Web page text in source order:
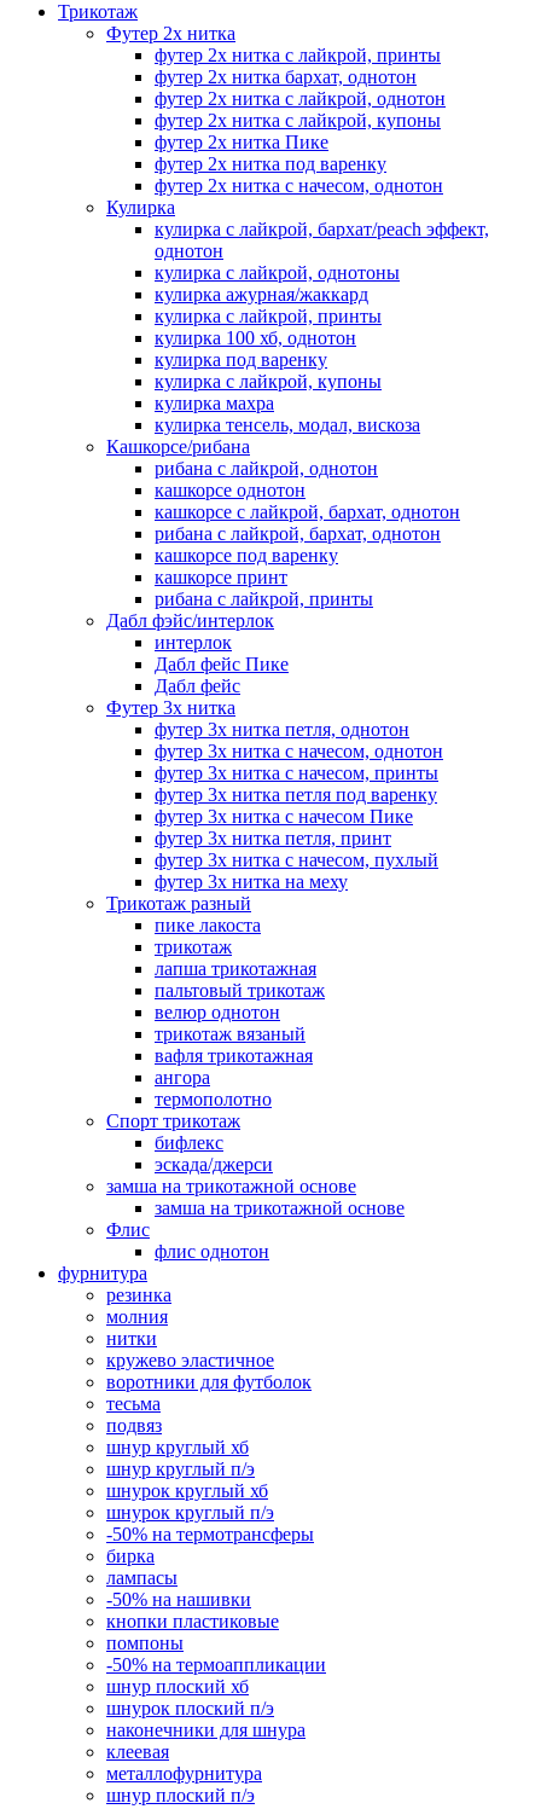
Трикотаж
Футер 2х нитка
футер 2х нитка с лайкрой, принты
футер 2х нитка бархат, однотон
футер 2х нитка с лайкрой, однотон
футер 2х нитка с лайкрой, купоны
футер 2х нитка Пике
футер 2х нитка под варенку
футер 2х нитка с начесом, однотон
Кулирка
кулирка с лайкрой, бархат/peach эффект,
однотон
кулирка с лайкрой, однотоны
кулирка ажурная/жаккард
кулирка с лайкрой, принты
кулирка 100 хб, однотон
кулирка под варенку
кулирка с лайкрой, купоны
кулирка махра
кулирка тенсель, модал, вискоза
Кашкорсе/рибана
рибана с лайкрой, однотон
кашкорсе однотон
кашкорсе с лайкрой, бархат, однотон
рибана с лайкрой, бархат, однотон
кашкорсе под варенку
кашкорсе принт
рибана с лайкрой, принты
Дабл фэйс/интерлок
интерлок
Дабл фейс Пике
Дабл фейс
Футер 3х нитка
футер 3х нитка петля, однотон
футер 3х нитка с начесом, однотон
футер 3х нитка с начесом, принты
футер 3х нитка петля под варенку
футер 3х нитка с начесом Пике
футер 3х нитка петля, принт
футер 3х нитка с начесом, пухлый
футер 3х нитка на меху
Трикотаж разный
пике лакоста
трикотаж
лапша трикотажная
пальтовый трикотаж
велюр однотон
трикотаж вязаный
вафля трикотажная
ангора
термополотно
Спорт трикотаж
бифлекс
эскада/джерси
замша на трикотажной основе
замша на трикотажной основе
Флис
флис однотон
фурнитура
резинка
молния
нитки
кружево эластичное
воротники для футболок
тесьма
подвяз
шнур круглый хб
шнур круглый п/э
шнурок круглый хб
шнурок круглый п/э
-50% на термотрансферы
бирка
лампасы
-50% на нашивки
кнопки пластиковые
помпоны
-50% на термоаппликации
шнур плоский хб
шнурок плоский п/э
наконечники для шнура
клеевая
металлофурнитура
шнур плоский п/э